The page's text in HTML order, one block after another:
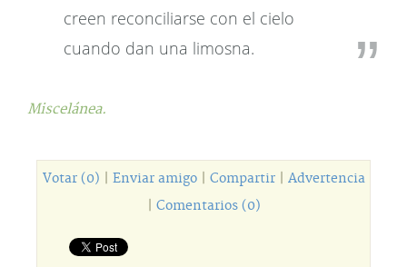
creen reconciliarse con el cielo
cuando dan una limosna.
Miscelánea.
Votar (0) Enviar amigo| Compartir| Advertencia
Comentarios (0)